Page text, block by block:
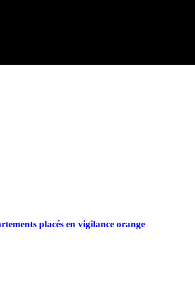
placés en vigilance orange